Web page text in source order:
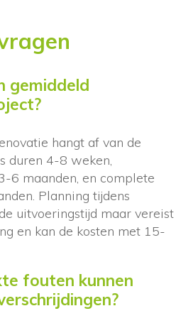
gemiddeld
hangt af van de
duren 4-8 weken,
6 maanden, en complete
Planning tijdens
uitvoeringstijd maar vereist
en kan de kosten met 15-
fouten kunnen